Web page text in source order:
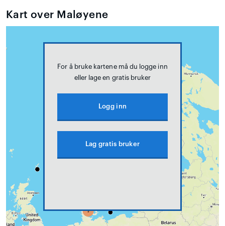
Kart over Maløyene
For å bruke kartene må du logge inn
eller lage en gratis bruker
Logg inn
Lag gratis bruker